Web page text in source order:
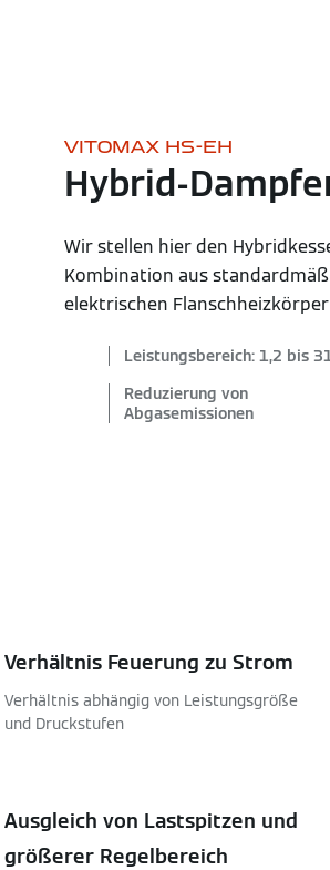
VITOMAX HS-EH
Hybrid-
Wir stellen hier den
Kombination aus
elektrischen
Leistungsbereich: 1,2 bis
Reduzierung von
Abgasemissionen
Verhältnis Feuerung zu Strom
Verhältnis abhängig von Leistungsgröße
und Druckstufen
Ausgleich von Lastspitzen und
größerer Regelbereich